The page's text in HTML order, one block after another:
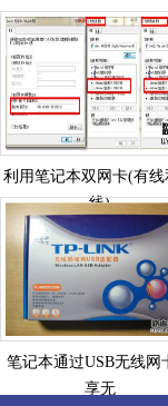
利用笔记本双网卡(有线
线)
笔记本通过USB无线网
享无